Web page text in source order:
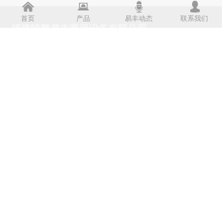
낀
首页
뀵
产品
뀔
易丰动态
넙
联系我们